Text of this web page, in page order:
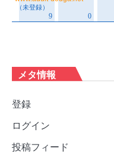
メタ情報
登録
ログイン
投稿フィード